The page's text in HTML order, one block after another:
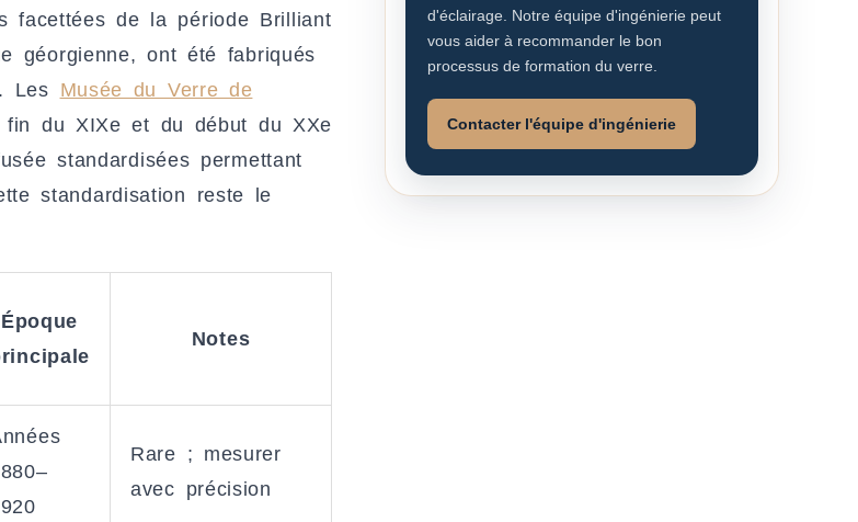
facettées de la période Brilliant
géorgienne, ont été fabriqués
Les Musée du Verre de
du XIXe et du début du XXe
standardisées permettant
standardisation reste le
Époque
Notes
Rare ; mesurer
avec précision
d'éclairage. Notre équipe d'ingénierie peut
vous aider à recommander le bon
processus de formation du verre.
Contacter l'équipe d'ingénierie